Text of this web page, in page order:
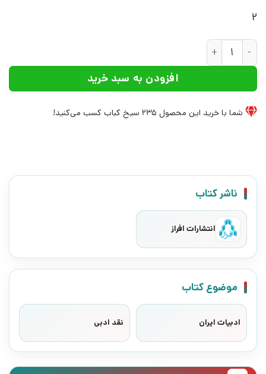
2
کتاب در جهان رمان مدرنیستی | انتشارات افراز عدد
افزودن به سبد خرید
شما با خرید این محصول 235 سیخ کباب کسب می‌کنید!
ناشر کتاب
انتشارات افراز
موضوع کتاب
ادبیات ایران نقد ادبی